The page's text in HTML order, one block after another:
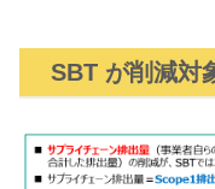
SBT が削減対